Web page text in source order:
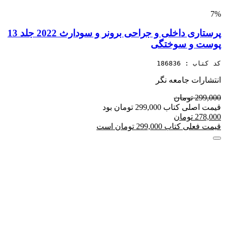
7%
پرستاری داخلی و جراحی برونر و سودارث 2022 جلد 13
پوست و سوختگی
کد کتاب : 186836
انتشارات جامعه نگر
299,000 تومان
قیمت اصلی کتاب 299,000 تومان بود
278,000 تومان
قیمت فعلی کتاب 299,000 تومان است